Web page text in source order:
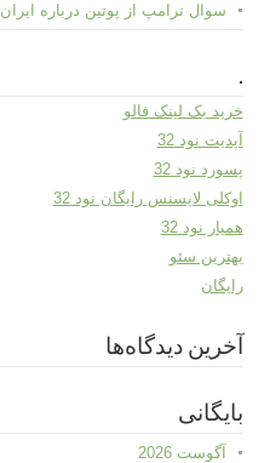
سوال ترامپ از پوتین درباره ایران
.
خرید بک لینک فالو
آپدیت نود 32
پسورد نود 32
اوکلی لایسنس رایگان نود 32
همیار نود 32
بهترین سئو
رایگان
آخرین دیدگاه‌ها
بایگانی
آگوست 2026